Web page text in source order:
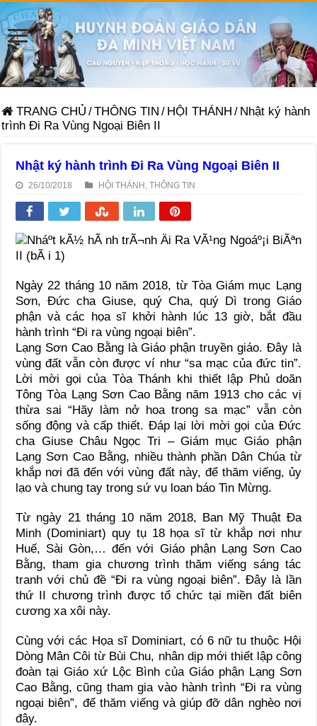
TRANG CHỦ /THÔNG TIN / HỘI THÁNH / Nhật ký hành
trình Đi Ra Vùng Ngoại Biên II
Nhật ký hành trình Đi Ra Vùng Ngoại Biên II
26/10/2018 HỘI THÁNH ,THÔNG TIN
Ngày 22 tháng 10 năm 2018, từ Tòa Giám mục Lạng
Sơn, Đức cha Giuse, quý Cha, quý Dì trong Giáo
phận và các họa sĩ khởi hành lúc 13 giờ, bắt đầu
hành trình “Đi ra vùng ngoại biên”.
Lạng Sơn Cao Bằng là Giáo phận truyền giáo. Đây là
vùng đất vẫn còn được ví như “sa mạc của đức tin”.
Lời mời gọi của Tòa Thánh khi thiết lập Phủ doãn
Tông Tòa Lạng Sơn Cao Bằng năm 1913 cho các vị
thừa sai “Hãy làm nở hoa trong sa mạc” vẫn còn
sống động và cấp thiết. Đáp lại lời mời gọi của Đức
cha Giuse Châu Ngọc Tri – Giám mục Giáo phận
Lạng Sơn Cao Bằng, nhiều thành phần Dân Chúa từ
khắp nơi đã đến với vùng đất này, để thăm viếng, ủy
lạo và chung tay trong sứ vụ loan báo Tin Mừng.
Từ ngày 21 tháng 10 năm 2018, Ban Mỹ Thuật Đa
Minh (Dominiart) quy tụ 18 họa sĩ từ khắp nơi như
Huế, Sài Gòn,… đến với Giáo phận Lạng Sơn Cao
Bằng, tham gia chương trình thăm viếng sáng tác
tranh với chủ đề “Đi ra vùng ngoại biên”. Đây là lần
thứ II chương trình được tổ chức tại miền đất biên
cương xa xôi này.
Cùng với các Họa sĩ Dominiart, có 6 nữ tu thuộc Hội
Dòng Mân Côi từ Bùi Chu, nhân dịp mới thiết lập công
đoàn tại Giáo xứ Lộc Bình của Giáo phận Lạng Sơn
Cao Bằng, cũng tham gia vào hành trình “Đi ra vùng
ngoại biên”, để thăm viếng và giúp đỡ dân nghèo nơi
đây.